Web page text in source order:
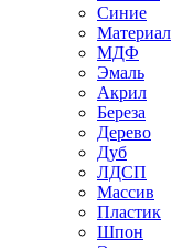
Синие
Материал
МДФ
Эмаль
Акрил
Береза
Дерево
Дуб
ЛДСП
Массив
Пластик
Шпон